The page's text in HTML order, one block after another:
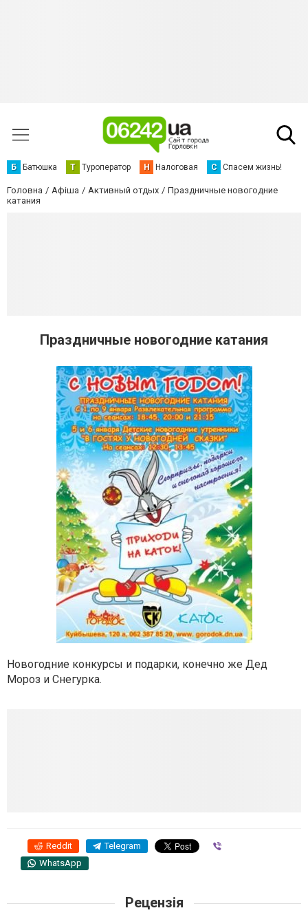
Б Батюшка Т Туроператор Н Налоговая С Спасем жизнь!
Головна Афіша Активный отдых
Праздничные новогодние
катания
Праздничные новогодние катания
Новогодние конкурсы и подарки, конечно же Дед
Мороз и Снегурка.
Reddit Telegram
WhatsApp
Рецензія